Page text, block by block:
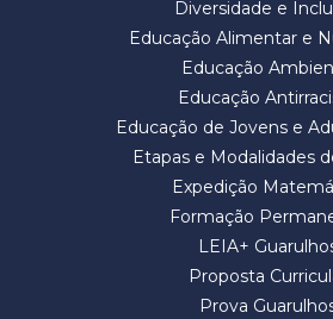
Diversidade e
Educação Alimentar e
Educação
Educação
Educação de Jovens e
Etapas e Modalidades
Expedição
Formação
LEIA+
Proposta
Prova